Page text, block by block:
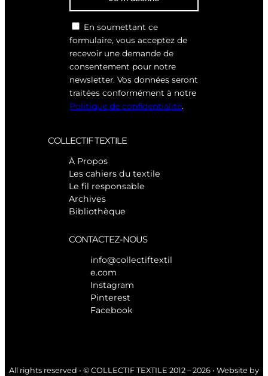
En soumettant ce
formulaire, vous acceptez de
recevoir une demande de
consentement pour notre
newsletter. Vos données seront
traitées conformément à notre
Politique de confidentialité.
COLLECTIF TEXTILE
À Propos
Les cahiers du textile
Le fil responsable
Archives
Bibliothèque
CONTACTEZ-NOUS
info@collectiftextil
e.com
Instagram
Pinterest
Facebook
All rights reserved • © COLLECTIF TEXTILE 2012 – 2026 • Website by